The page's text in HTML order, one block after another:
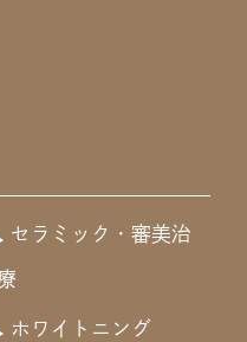
セラミック・審美治
ホワイトニング